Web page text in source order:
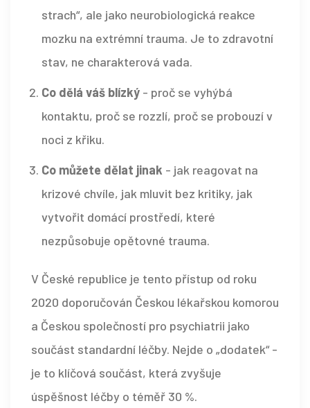
strach“, ale jako neurobiologická reakce
mozku na extrémní trauma. Je to zdravotní
stav, ne charakterová vada.
Co dělá váš blízký - proč se vyhýbá
kontaktu, proč se rozzlí, proč se probouzí v
noci z křiku.
Co můžete dělat jinak - jak reagovat na
krizové chvíle, jak mluvit bez kritiky, jak
vytvořit domácí prostředí, které
nezpůsobuje opětovné trauma.
V České republice je tento přístup od roku
2020 doporučován Českou lékařskou komorou
a Českou společností pro psychiatrii jako
součást standardní léčby. Nejde o „dodatek“ -
je to klíčová součást, která zvyšuje
úspěšnost léčby o téměř 30 %.